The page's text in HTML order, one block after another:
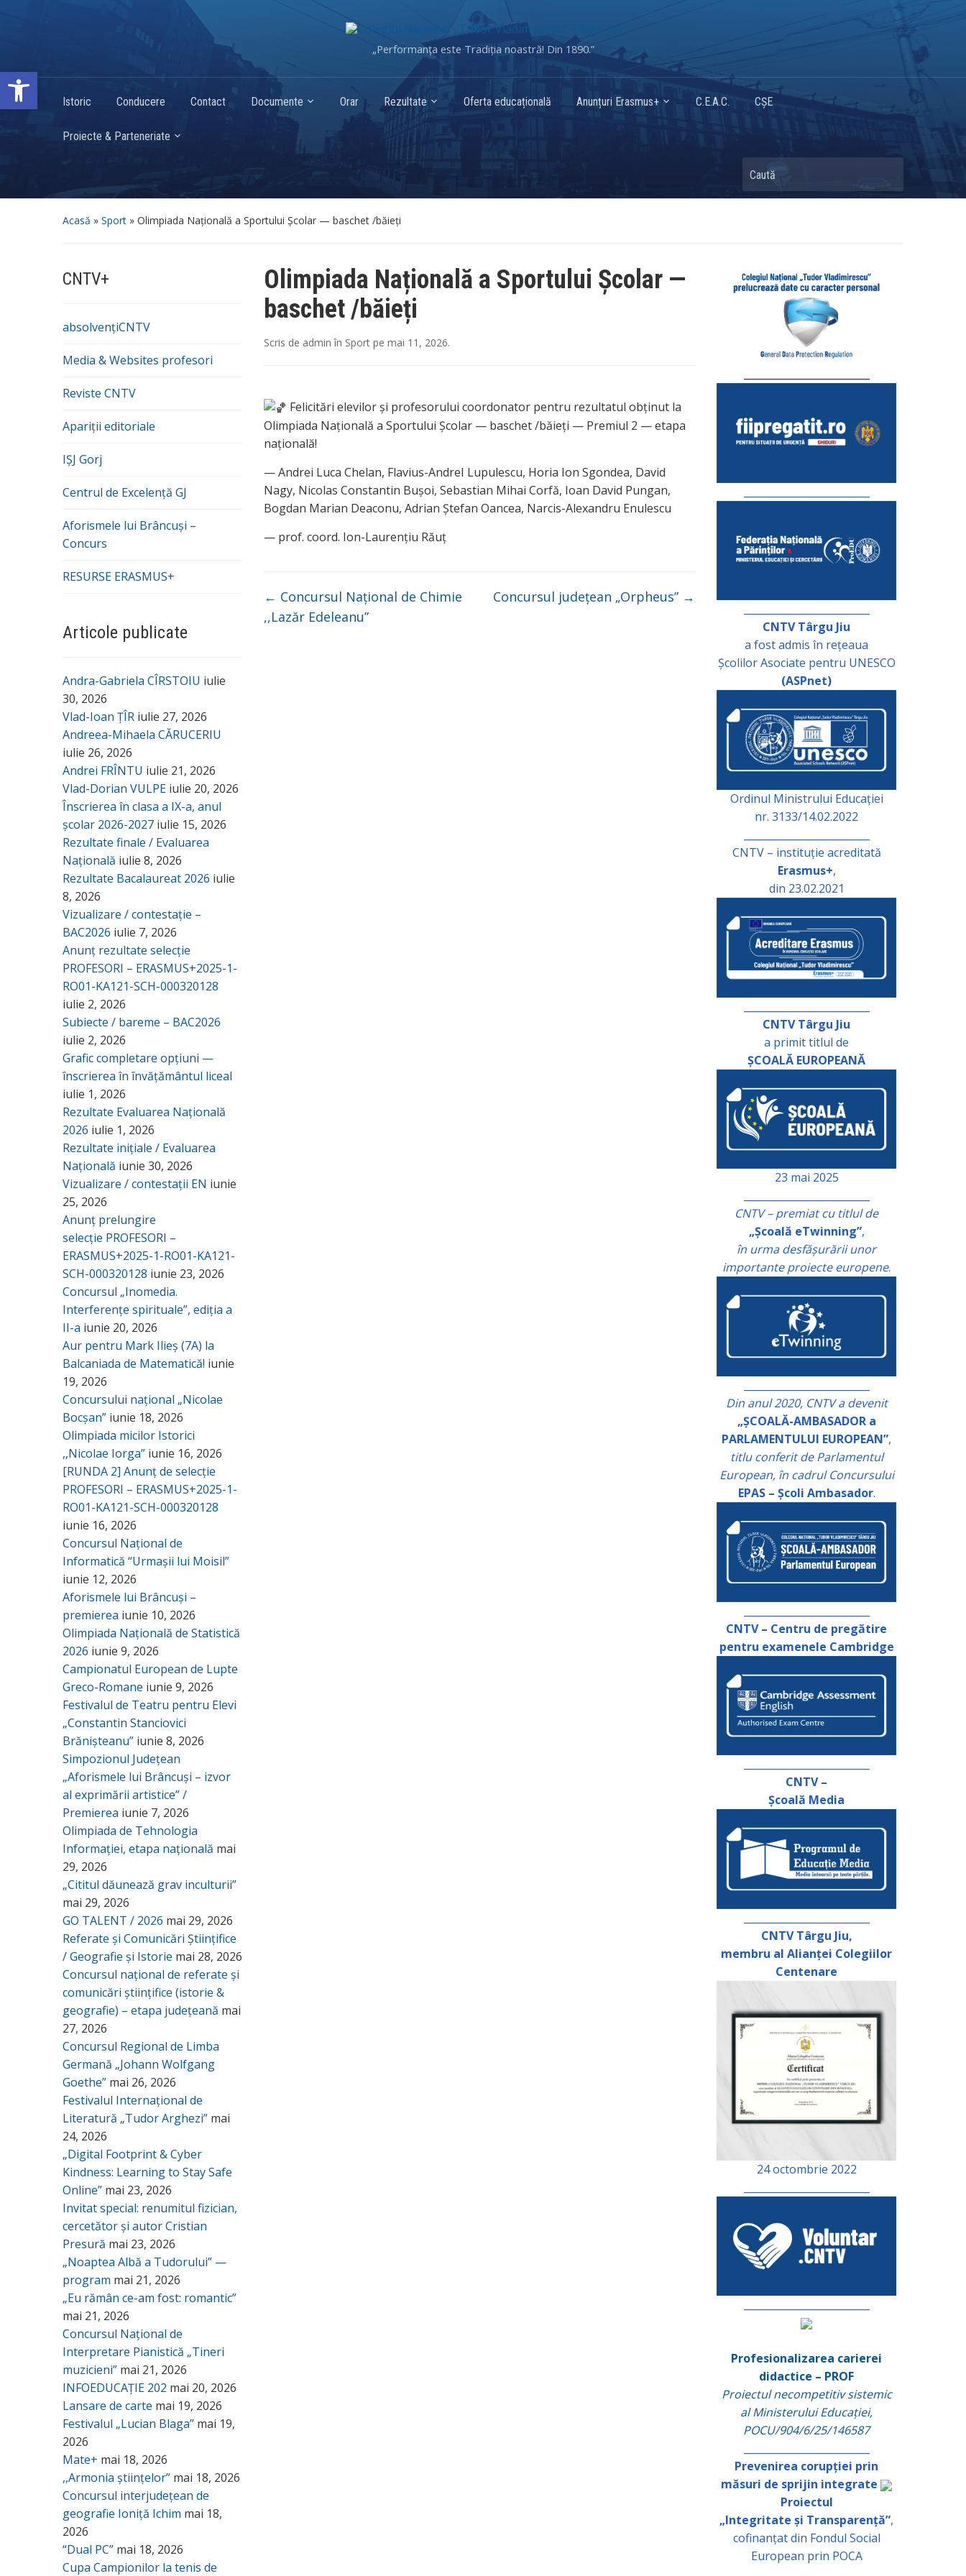
Deschide bara de unelte
„Performanța este Tradiția noastră! Din 1890.”
Istoric Conducere Contact Documente Orar Rezultate Oferta educațională Anunțuri Erasmus+ C.E.A.C. CȘE
Proiecte & Parteneriate
Caută
Acasă » Sport » Olimpiada Națională a Sportului Școlar — baschet /băieți
CNTV+
absolvențiCNTV
Media & Websites profesori
Reviste CNTV
Apariții editoriale
IȘJ Gorj
Centrul de Excelență GJ
Aforismele lui Brâncuși –
Concurs
RESURSE ERASMUS+
Articole publicate
Andra-Gabriela CÎRSTOIU iulie
30, 2026
Vlad-Ioan ȚÎR iulie 27, 2026
Andreea-Mihaela CĂRUCERIU
iulie 26, 2026
Andrei FRÎNTU iulie 21, 2026
Vlad-Dorian VULPE iulie 20, 2026
Înscrierea în clasa a IX-a, anul
școlar 2026-2027 iulie 15, 2026
Rezultate finale / Evaluarea
Națională iulie 8, 2026
Rezultate Bacalaureat 2026 iulie
8, 2026
Vizualizare / contestație –
BAC2026 iulie 7, 2026
Anunț rezultate selecție
PROFESORI – ERASMUS+2025-1-
RO01-KA121-SCH-000320128
iulie 2, 2026
Subiecte / bareme – BAC2026
iulie 2, 2026
Grafic completare opțiuni —
înscrierea în învățământul liceal
iulie 1, 2026
Rezultate Evaluarea Națională
2026 iulie 1, 2026
Rezultate inițiale / Evaluarea
Națională iunie 30, 2026
Vizualizare / contestații EN iunie
25, 2026
Anunț prelungire
selecție PROFESORI –
ERASMUS+2025-1-RO01-KA121-
SCH-000320128 iunie 23, 2026
Concursul „Inomedia.
Interferențe spirituale”, ediția a
II-a iunie 20, 2026
Aur pentru Mark Ilieș (7A) la
Balcaniada de Matematică! iunie
19, 2026
Concursului național „Nicolae
Bocșan” iunie 18, 2026
Olimpiada micilor Istorici
,,Nicolae Iorga” iunie 16, 2026
[RUNDA 2] Anunț de selecție
PROFESORI – ERASMUS+2025-1-
RO01-KA121-SCH-000320128
iunie 16, 2026
Concursul Național de
Informatică “Urmașii lui Moisil”
iunie 12, 2026
Aforismele lui Brâncuși –
premierea iunie 10, 2026
Olimpiada Națională de Statistică
2026 iunie 9, 2026
Campionatul European de Lupte
Greco-Romane iunie 9, 2026
Festivalul de Teatru pentru Elevi
„Constantin Stanciovici
Brănișteanu” iunie 8, 2026
Simpozionul Județean
„Aforismele lui Brâncuși – izvor
al exprimării artistice” /
Premierea iunie 7, 2026
Olimpiada de Tehnologia
Informației, etapa națională mai
29, 2026
„Cititul dăunează grav inculturii”
mai 29, 2026
GO TALENT / 2026 mai 29, 2026
Referate și Comunicări Științifice
/ Geografie și Istorie mai 28, 2026
Concursul național de referate și
comunicări științifice (istorie &
geografie) – etapa județeană mai
27, 2026
Concursul Regional de Limba
Germană „Johann Wolfgang
Goethe” mai 26, 2026
Festivalul Internațional de
Literatură „Tudor Arghezi” mai
24, 2026
„Digital Footprint & Cyber
Kindness: Learning to Stay Safe
Online” mai 23, 2026
Invitat special: renumitul fizician,
cercetător și autor Cristian
Presură mai 23, 2026
„Noaptea Albă a Tudorului” —
program mai 21, 2026
„Eu rămân ce-am fost: romantic”
mai 21, 2026
Concursul Național de
Interpretare Pianistică „Tineri
muzicieni” mai 21, 2026
INFOEDUCAȚIE 202 mai 20, 2026
Lansare de carte mai 19, 2026
Festivalul „Lucian Blaga” mai 19,
2026
Mate+ mai 18, 2026
,,Armonia științelor” mai 18, 2026
Concursul interjudețean de
geografie Ioniță Ichim mai 18,
2026
“Dual PC” mai 18, 2026
Cupa Campionilor la tenis de
Olimpiada Națională a Sportului Școlar —
baschet /băieți
Scris de admin în Sport pe mai 11, 2026.
Felicitări elevilor și profesorului coordonator pentru rezultatul obținut la
Olimpiada Națională a Sportului Școlar — baschet /băieți — Premiul 2 — etapa
națională!
— Andrei Luca Chelan, Flavius-AndreI Lupulescu, Horia Ion Sgondea, David
Nagy, Nicolas Constantin Bușoi, Sebastian Mihai Corfă, Ioan David Pungan,
Bogdan Marian Deaconu, Adrian Ștefan Oancea, Narcis-Alexandru Enulescu
— prof. coord. Ion-Laurențiu Răuț
← Concursul Național de Chimie
,,Lazăr Edeleanu”
Concursul județean „Orpheus” →
CNTV Târgu Jiu
a fost admis în rețeaua
Școlilor Asociate pentru UNESCO
(ASPnet)
Ordinul Ministrului Educației
nr. 3133/14.02.2022
CNTV – instituție acreditată
Erasmus+,
din 23.02.2021
CNTV Târgu Jiu
a primit titlul de
ȘCOALĂ EUROPEANĂ
23 mai 2025
CNTV – premiat cu titlul de
„Școală eTwinning”,
în urma desfășurării unor
importante proiecte europene.
Din anul 2020, CNTV a devenit
„ȘCOALĂ-AMBASADOR a
PARLAMENTULUI EUROPEAN”,
titlu conferit de Parlamentul
European, în cadrul Concursului
EPAS – Școli Ambasador.
CNTV – Centru de pregătire
pentru examenele Cambridge
CNTV –
Școală Media
CNTV Târgu Jiu,
membru al Alianței Colegiilor
Centenare
24 octombrie 2022
Profesionalizarea carierei
didactice – PROF
Proiectul necompetitiv sistemic
al Ministerului Educației,
POCU/904/6/25/146587
Prevenirea corupției prin
măsuri de sprijin integrate
Proiectul
„Integritate și Transparență”,
cofinanțat din Fondul Social
European prin POCA